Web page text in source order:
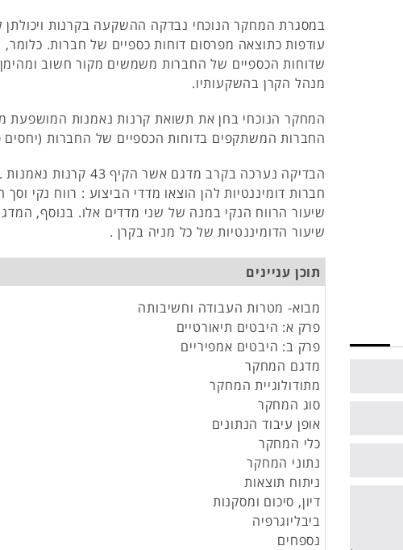
במסגרת המחקר הנוכחי נבדקה ההשקעה בקרנות ויכולתן
עודפות כתוצאה מפרסום דוחות כספיים של חברות.
שדוחות הכספיים של החברות משמשים מקור חשוב
מנהל הקרן בהשקעותיו.
המחקר הנוכחי בחן את תשואת קרנות נאמנות המושפעת
החברות המשתקפים בדוחות הכספיים של החברות (יחסים
חברות דומיננטיות להן הוצאו מדדי הביצוע : רווח נקי
שיעור הרווח הנקי במנה של שני מדדים אלו. בנוסף,
שיעור הדומיננטיות של כל מניה בקרן .
תוכן עניינים
מבוא- מטרות העבודה וחשיבותה
פרק א: היבטים תיאורטיים
פרק ב: היבטים אמפיריים
מדגם המחקר
מתודולוגיית המחקר
סוג המחקר
אופן עיבוד הנתונים
כלי המחקר
נתוני המחקר
ניתוח תוצאות
דיון, סיכום ומסקנות
ביבליוגרפיה
נספחים